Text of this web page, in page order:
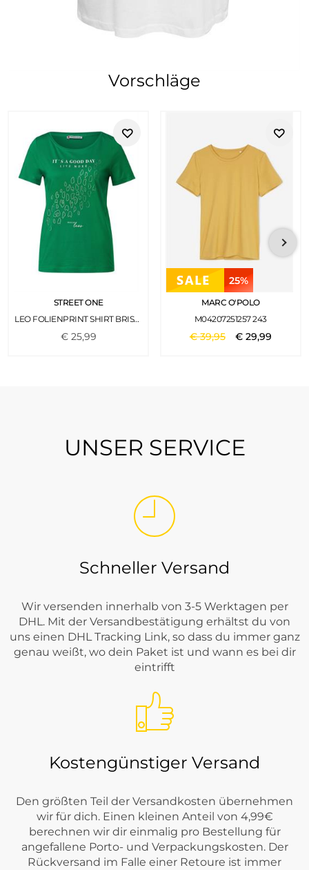
Vorschläge
STREET ONE
LEO FOLIENPRINT SHIRT BRISK GREEN
€ 25,99
25%
MARC O'POLO
M04207251257 243
€39,95 € 29,99
UNSER SERVICE
Schneller Versand
Wir versenden innerhalb von 3-5 Werktagen per
DHL. Mit der Versandbestätigung erhältst du von
uns einen DHL Tracking Link, so dass du immer ganz
genau weißt, wo dein Paket ist und wann es bei dir
eintrifft
Kostengünstiger Versand
Den größten Teil der Versandkosten übernehmen
wir für dich. Einen kleinen Anteil von 4,99€
berechnen wir dir einmalig pro Bestellung für
angefallene Porto- und Verpackungskosten. Der
Rückversand im Falle einer Retoure ist immer